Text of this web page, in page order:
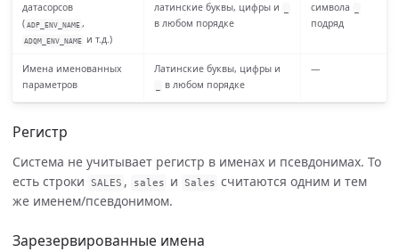
датасорсов
( ADP_ENV_NAME ,
ADQM_ENV_NAME и т.д.)
латинские буквы, цифры и
в любом порядке
символа
подряд
Имена именованных
параметров
Латинские буквы, цифры и
в любом порядке
—
Регистр
Система не учитывает регистр в именах и псевдонимах. То
есть строки
SALES , sales и Sales считаются одним и тем
же именем/псевдонимом.
Зарезервированные имена